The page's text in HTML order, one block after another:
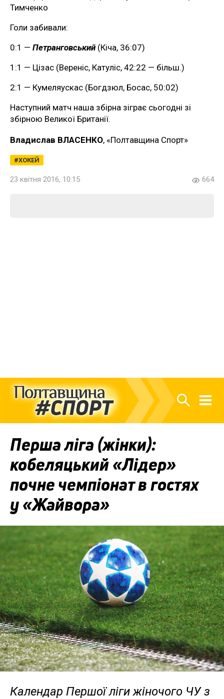
Тимченко
Голи забивали:
0:1 — Петранговський (Кіча, 36:07)
1:1 — Цізас (Вереніс, Катуліс, 42:22 — більш.)
2:1 — Кумеляускас (Богдзюл, Босас, 50:02)
Наступний матч наша збірна зіграє сьогодні зі
збірною Великої Британії.
Владислав ВЛАСЕНКО, «Полтавщина Спорт»
ХОКЕЙ
23 квітня 2016, 10:15 664
Перша ліга (жінки):
кобеляцький «Лідер»
почне чемпіонат в гостях
у «Жайвора»
Календар Першої ліги жіночого ЧУ з